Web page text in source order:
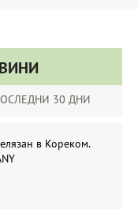
30 ДНИ
в Кореком.